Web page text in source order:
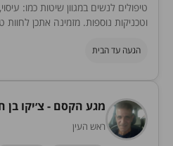
טיפולים לנשים במגוון שיטות כמו:
וטכניקות נוספות. מזמינה אתכן לחוות
הגעה עד הבית
מגע הקסם - צ׳יקו בן
ראש העין